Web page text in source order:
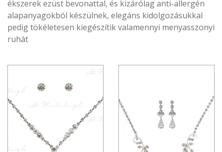
ékszerek ezüst bevonattal, és kizárólag anti-allergén
alapanyagokból készülnek, elegáns kidolgozásukkal
pedig tökéletesen kiegészítik valamennyi menyasszonyi
ruhát